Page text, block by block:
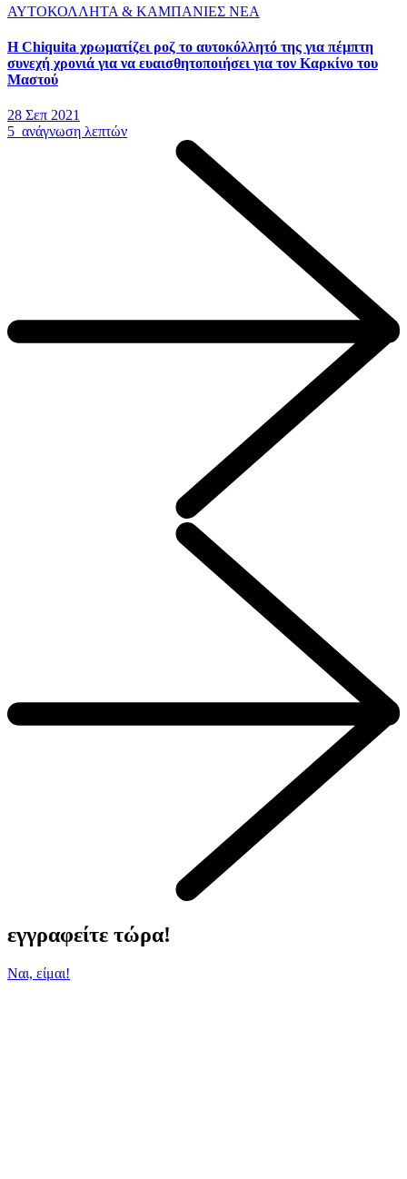
ΑΥΤΟΚΟΛΛΗΤΑ & ΚΑΜΠΑΝΙΕΣ ΝΕΑ
H Chiquita χρωματίζει ροζ το αυτοκόλλητό της για πέμπτη
συνεχή χρονιά για να ευαισθητοποιήσει για τον Καρκίνο του
Μαστού
28 Σεπ 2021
5 ανάγνωση λεπτών
εγγραφείτε τώρα!
Ναι, είμαι!